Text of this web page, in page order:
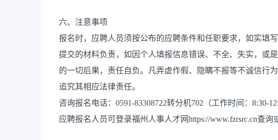
六、注意事项
报名时，应聘人员须按公布的应聘条件和任职要求，如实填
提交的材料负责，如因个人填报信息错误、不全、失实，或
的一切后果，责任自负。凡弄虚作假、隐瞒不报等不诚信行
追究其相应法律责任。
咨询报名电话：0591-83308722转分机702（工作时间：8:30-
应聘报名人员可登录福州人事人才网https://www.fzrsrc.cn查询